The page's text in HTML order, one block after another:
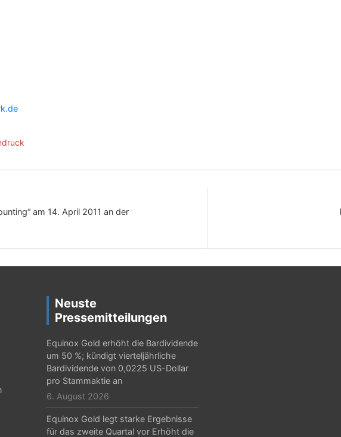
am 14. April 2011 an der
Neuste
Pressemitteilungen
Equinox Gold erhöht die Bardividende
um 50 %; kündigt vierteljährliche
Bardividende von 0,0225 US-Dollar
pro Stammaktie an
6. August 2026
Equinox Gold legt starke Ergebnisse
für das zweite Quartal vor Erhöht die